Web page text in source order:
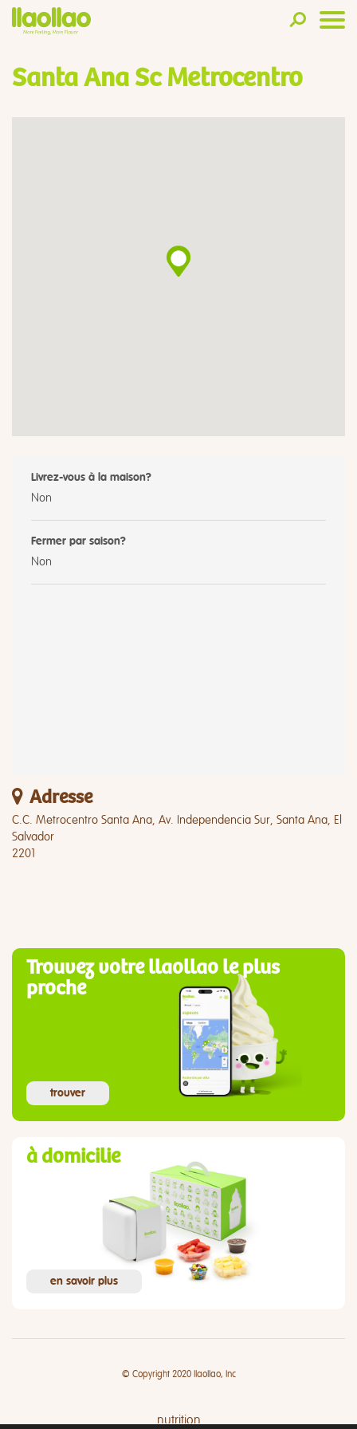
Santa Ana Sc Metrocentro
Livrez-vous à la maison?
Non
Fermer par saison?
Non
Adresse
C.C. Metrocentro Santa Ana, Av. Independencia Sur, Santa Ana, El
Salvador
2201
Trouvez votre llaollao le plus
proche
trouver
à domicilie
en savoir plus
© Copyright 2020 llaollao, Inc
nutrition